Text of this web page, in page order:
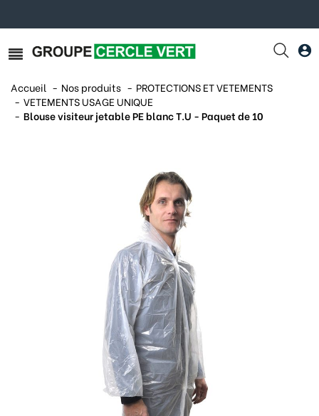
Accueil Nos produits
PROTECTIONS ET VETEMENTS
VETEMENTS USAGE UNIQUE
Blouse visiteur jetable PE blanc T.U - Paquet de 10